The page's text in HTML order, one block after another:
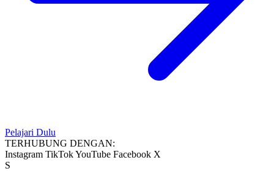
Pelajari Dulu
TERHUBUNG DENGAN:
Instagram TikTokYouTube Facebook X
S